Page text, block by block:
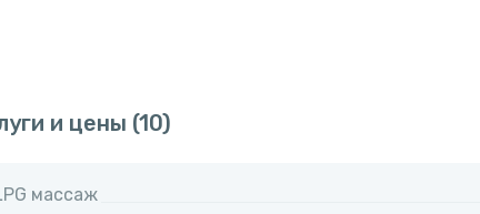
и цены (10)
массаж